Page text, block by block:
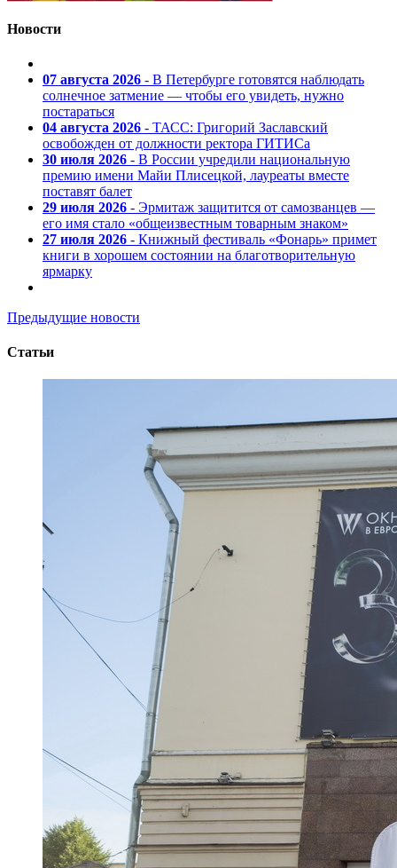
Новости
07 августа 2026 - В Петербурге готовятся наблюдать
солнечное затмение — чтобы его увидеть, нужно
постараться
04 августа 2026 - ТАСС: Григорий Заславский
освобожден от должности ректора ГИТИСа
30 июля 2026 - В России учредили национальную
премию имени Майи Плисецкой, лауреаты вместе
поставят балет
29 июля 2026 - Эрмитаж защитится от самозванцев —
его имя стало «общеизвестным товарным знаком»
27 июля 2026 - Книжный фестиваль «Фонарь» примет
книги в хорошем состоянии на благотворительную
ярмарку
Предыдущие новости
Статьи